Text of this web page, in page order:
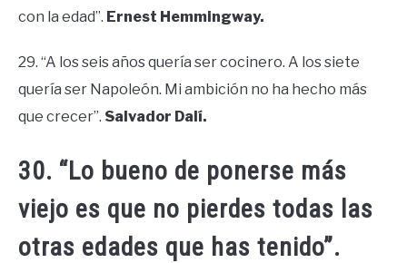
con la edad”. Ernest Hemmingway.
29. “A los seis años quería ser cocinero. A los siete
quería ser Napoleón. Mi ambición no ha hecho más
que crecer”. Salvador Dalí.
30. “Lo bueno de ponerse más
viejo es que no pierdes todas las
otras edades que has tenido”.